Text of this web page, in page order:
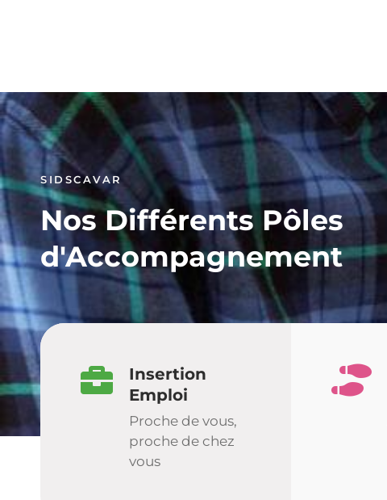
SIDSCAVAR
Nos Différents Pôles
d'Accompagnement
Insertion
Emploi
Proche de vous,
proche de chez
vous